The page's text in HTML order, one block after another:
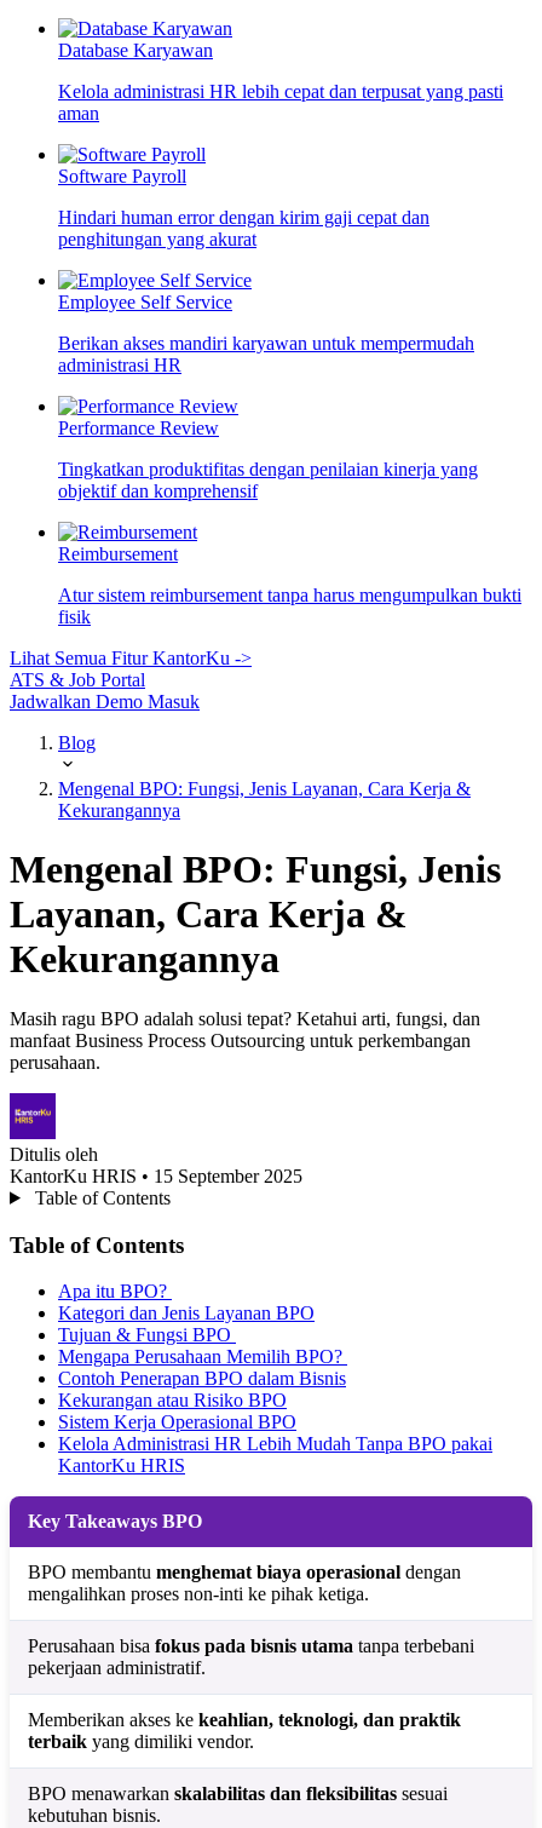
Database Karyawan
Kelola administrasi HR lebih cepat dan terpusat yang pasti
aman
Software Payroll
Hindari human error dengan kirim gaji cepat dan
penghitungan yang akurat
Employee Self Service
Berikan akses mandiri karyawan untuk mempermudah
administrasi HR
Performance Review
Tingkatkan produktifitas dengan penilaian kinerja yang
objektif dan komprehensif
Reimbursement
Atur sistem reimbursement tanpa harus mengumpulkan bukti
fisik
Lihat Semua Fitur KantorKu ->
ATS & Job Portal
Jadwalkan Demo Masuk
Blog
Mengenal BPO: Fungsi, Jenis Layanan, Cara Kerja &
Kekurangannya
Mengenal BPO: Fungsi, Jenis
Layanan, Cara Kerja &
Kekurangannya
Masih ragu BPO adalah solusi tepat? Ketahui arti, fungsi, dan
manfaat Business Process Outsourcing untuk perkembangan
perusahaan.
Ditulis oleh
KantorKu HRIS • 15 September 2025
Table of Contents
Table of Contents
Apa itu BPO?
Kategori dan Jenis Layanan BPO
Tujuan & Fungsi BPO
Mengapa Perusahaan Memilih BPO?
Contoh Penerapan BPO dalam Bisnis
Kekurangan atau Risiko BPO
Sistem Kerja Operasional BPO
Kelola Administrasi HR Lebih Mudah Tanpa BPO pakai
KantorKu HRIS
Key Takeaways BPO
BPO membantu menghemat biaya operasional dengan
mengalihkan proses non-inti ke pihak ketiga.
Perusahaan bisa fokus pada bisnis utama tanpa terbebani
pekerjaan administratif.
Memberikan akses ke keahlian, teknologi, dan praktik
terbaik yang dimiliki vendor.
BPO menawarkan skalabilitas dan fleksibilitas sesuai
kebutuhan bisnis.